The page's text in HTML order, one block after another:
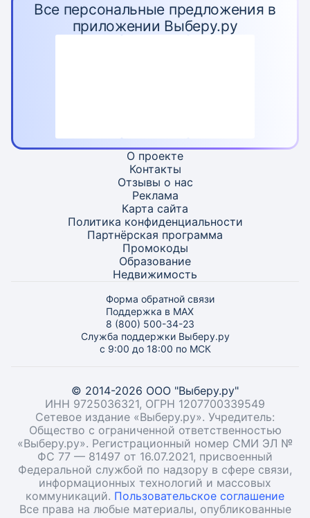
Все персональные предложения в
приложении Выберу.ру
О проекте
Контакты
Отзывы о нас
Реклама
Карта сайта
Политика конфиденциальности
Партнёрская программа
Промокоды
Образование
Недвижимость
Форма обратной связи
Поддержка в MAX
8 (800) 500-34-23
Служба поддержки Выберу.ру
с 9:00 до 18:00 по МСК
© 2014-2026 ООО "Выберу.ру"
ИНН 9725036321, ОГРН 1207700339549
Сетевое издание «Выберу.ру». Учредитель:
Общество с ограниченной ответственностью
«Выберу.ру». Регистрационный номер СМИ ЭЛ №
ФС 77 — 81497 от 16.07.2021, присвоенный
Федеральной службой по надзору в сфере связи,
информационных технологий и массовых
коммуникаций. Пользовательское соглашение
Все права на любые материалы, опубликованные